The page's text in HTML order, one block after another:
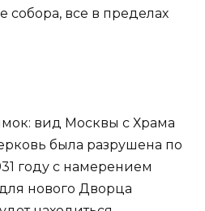
собора, все в пределах
вид Москвы с Храма
была разрушена по
году с намерением
нового Дворца